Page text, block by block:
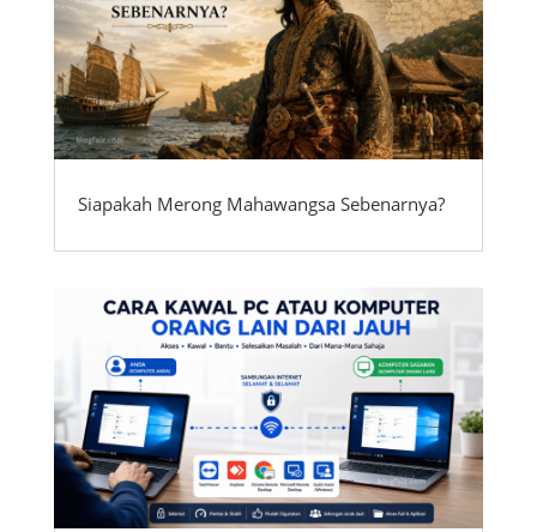
Siapakah Merong Mahawangsa Sebenarnya?